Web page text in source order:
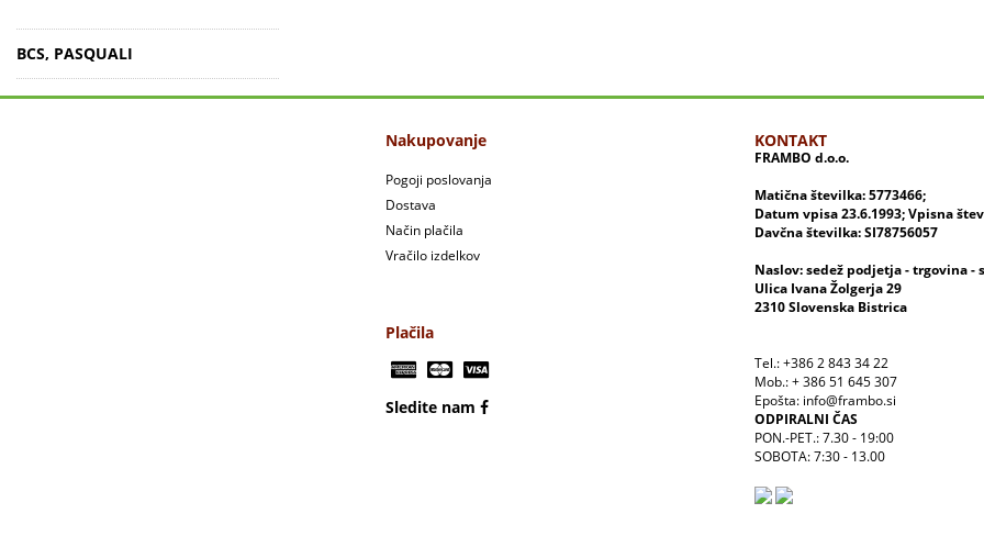
BCS, PASQUALI
Nakupovanje
Pogoji poslovanja
Dostava
Način plačila
Vračilo izdelkov
Plačila
Sledite nam
KONTAKT
FRAMBO d.o.o.
Matična številka: 5773466;
Datum vpisa 23.6.1993; Vpisna
Davčna številka: SI78756057
Naslov: sedež podjetja - trgovina -
Ulica Ivana Žolgerja 29
2310 Slovenska Bistrica
Tel.: +386 2 843 34 22
Mob.: + 386 51 645 307
Epošta: info@frambo.si
ODPIRALNI ČAS
PON.-PET.: 7.30 - 19:00
SOBOTA: 7:30 - 13.00